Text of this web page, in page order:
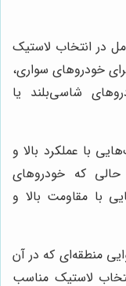
در انتخاب لاستیک
خودروهای سواری،
شاسی‌بلند یا
با عملکرد بالا و
حالی که خودروهای
با مقاومت بالا و
منطقه‌ای که در آن
لاستیک مناسب